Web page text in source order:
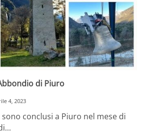
di Piuro
4, 2023
conclusi a Piuro nel mese di